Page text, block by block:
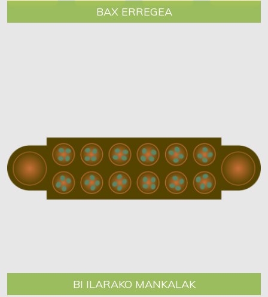
BAX ERREGEA
BI ILARAKO MANKALAK